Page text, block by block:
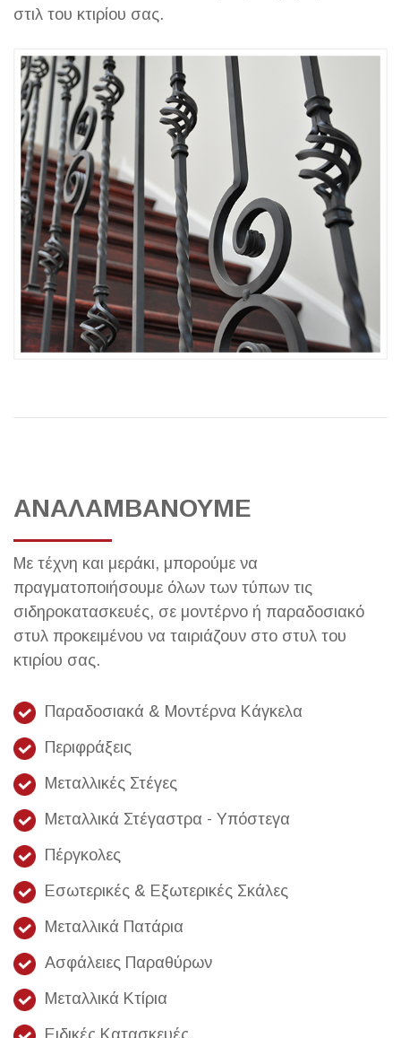
στιλ του κτιρίου σας.
ΑΝΑΛΑΜΒΑΝΟΥΜΕ
Με τέχνη και μεράκι, μπορούμε να
πραγματοποιήσουμε όλων των τύπων τις
σιδηροκατασκευές, σε μοντέρνο ή παραδοσιακό
στυλ προκειμένου να ταιριάζουν στο στυλ του
κτιρίου σας.
Παραδοσιακά & Μοντέρνα Κάγκελα
Περιφράξεις
Μεταλλικές Στέγες
Μεταλλικά Στέγαστρα - Υπόστεγα
Πέργκολες
Εσωτερικές & Εξωτερικές Σκάλες
Μεταλλικά Πατάρια
Ασφάλειες Παραθύρων
Μεταλλικά Κτίρια
Ειδικές Κατασκευές